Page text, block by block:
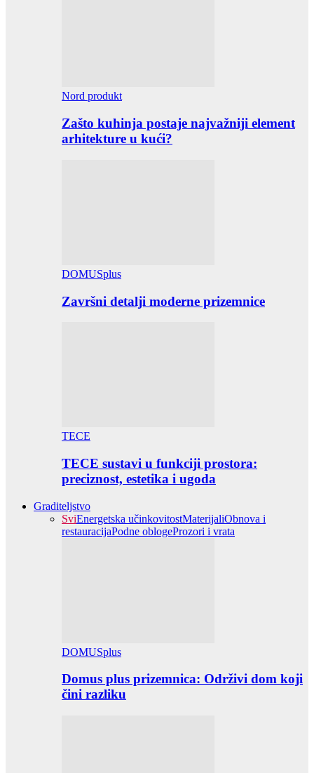
Nord produkt
Zašto kuhinja postaje najvažniji element
arhitekture u kući?
DOMUSplus
Završni detalji moderne prizemnice
TECE
TECE sustavi u funkciji prostora:
preciznost, estetika i ugoda
Graditeljstvo
SviEnergetska učinkovitostMaterijaliObnova i
restauracijaPodne oblogeProzori i vrata
DOMUSplus
Domus plus prizemnica: Održivi dom koji
čini razliku